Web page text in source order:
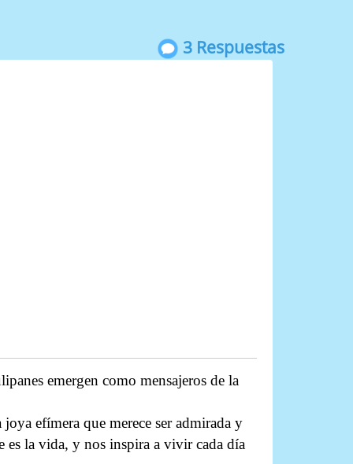
3 Respuestas
emergen como mensajeros de la
efímera que merece ser admirada y
es la vida, y nos inspira a vivir cada día